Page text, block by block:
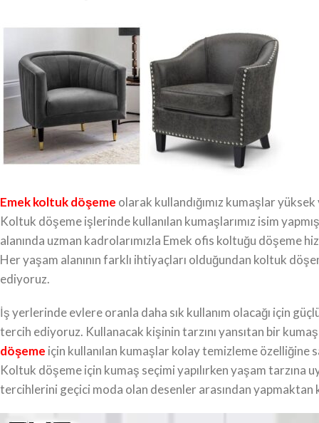
Emek koltuk döşeme olarak kullandığımız kumaşlar yüksek
Koltuk döşeme işlerinde kullanılan kumaşlarımız isim
alanında uzman kadrolarımızla Emek ofis koltuğu döşeme
Her yaşam alanının farklı ihtiyaçları olduğundan koltuk
ediyoruz.
İş yerlerinde evlere oranla daha sık kullanım olacağı için
tercih ediyoruz. Kullanacak kişinin tarzını yansıtan bir
döşeme için kullanılan kumaşlar kolay temizleme özelliğine
Koltuk döşeme için kumaş seçimi yapılırken yaşam
tercihlerini geçici moda olan desenler arasından yapmaktan